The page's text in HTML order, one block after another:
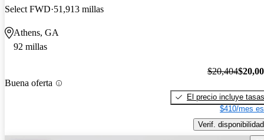
Select FWD 51,913 millas
Athens, GA
92 millas
Buena oferta
$20,404
El precio incluye tasas
$410/mes
Verif. disponibilidad